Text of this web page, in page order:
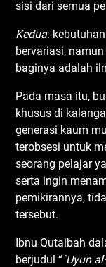
sisi dari semua
Kedua:
bervariasi,
baginya adalah
Pada masa itu,
khusus di
generasi kaum
terobsesi untuk
seorang pelajar
serta ingin
pemikirannya,
tersebut.
Ibnu Qutaibah
berjudul “`Uyun al